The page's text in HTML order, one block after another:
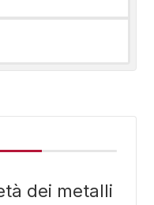
dei metalli